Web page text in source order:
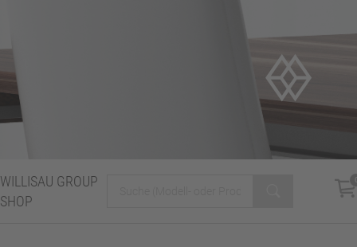
WILLISAU GROUP
SHOP